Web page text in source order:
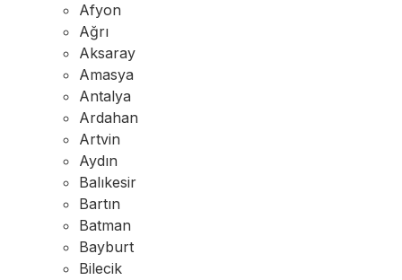
Afyon
Ağrı
Aksaray
Amasya
Antalya
Ardahan
Artvin
Aydın
Balıkesir
Bartın
Batman
Bayburt
Bilecik